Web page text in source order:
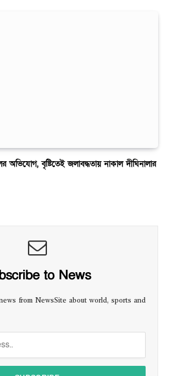
অভিযোগ, বৃষ্টিতেই জলাবদ্ধতায় নাকাল দীঘিনালার
to News
from NewsSite about world, sports and